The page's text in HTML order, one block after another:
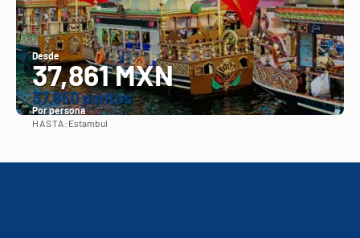
Desde
37,861 MXN
37.860 puntos
Por persona
HASTA: Estambul